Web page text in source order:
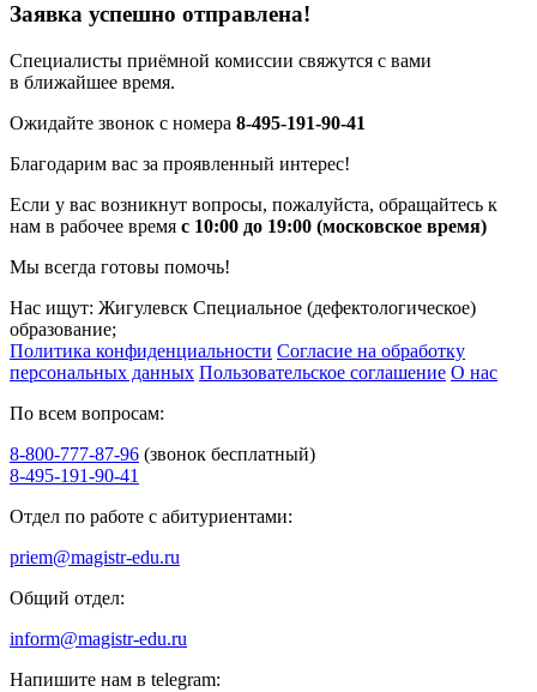
Заявка успешно отправлена!
Специалисты приёмной комиссии свяжутся с вами
в ближайшее время.
Ожидайте звонок с номера 8-495-191-90-41
Благодарим вас за проявленный интерес!
Если у вас возникнут вопросы, пожалуйста, обращайтесь к
нам в рабочее время с 10:00 до 19:00 (московское время)
Мы всегда готовы помочь!
Нас ищут: Жигулевск Специальное (дефектологическое)
образование;
Политика конфиденциальности Согласие на обработку
персональных данных Пользовательское соглашение О нас
По всем вопросам:
8-800-777-87-96 (звонок бесплатный)
8-495-191-90-41
Отдел по работе с абитуриентами:
priem@magistr-edu.ru
Общий отдел:
inform@magistr-edu.ru
Напишите нам в telegram: